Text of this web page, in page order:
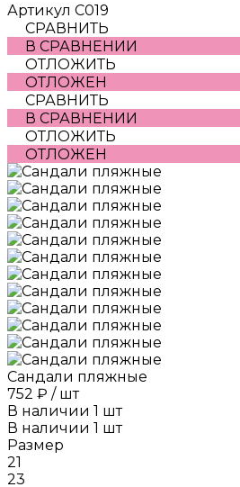
Артикул С019
СРАВНИТЬ
В СРАВНЕНИИ
ОТЛОЖИТЬ
ОТЛОЖЕН
СРАВНИТЬ
В СРАВНЕНИИ
ОТЛОЖИТЬ
ОТЛОЖЕН
Сандали пляжные
752 ₽ / шт
В наличии 1 шт
В наличии 1 шт
Размер
21
23